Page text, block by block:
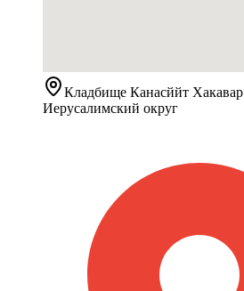
Кладбище Канасййт Хакавар
Иерусалимский округ